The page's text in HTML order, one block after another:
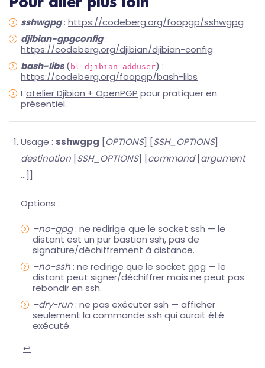
sshwgpg: https://codeberg.org/foopgp/sshwgpg
djibian-gpgconfig:
https://codeberg.org/djibian/djibian-config
bash-libs(bl-djibian adduser) :
https://codeberg.org/foopgp/bash-libs
L’atelier Djibian + OpenPGP pour pratiquer en
présentiel.
Usage : sshwgpg [OPTIONS] [SSH_OPTIONS]
destination [SSH_OPTIONS] [command[argument
…]]
Options :
–no-gpg: ne redirige que le socket ssh — le
distant est un pur bastion ssh, pas de
signature/déchiffrement à distance.
–no-ssh : ne redirige que le socket gpg — le
distant peut signer/déchiffrer mais ne peut pas
rebondir en ssh.
–dry-run : ne pas exécuter ssh — afficher
seulement la commande ssh qui aurait été
exécuté.
↩︎